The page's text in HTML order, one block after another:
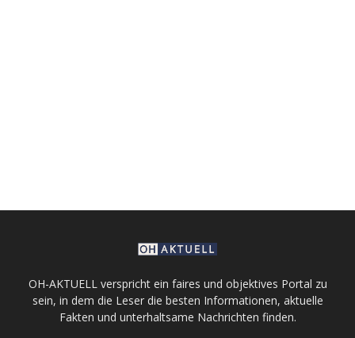
OH-AKTUELL verspricht ein faires und objektives Portal zu
sein, in dem die Leser die besten Informationen, aktuelle
Fakten und unterhaltsame Nachrichten finden.